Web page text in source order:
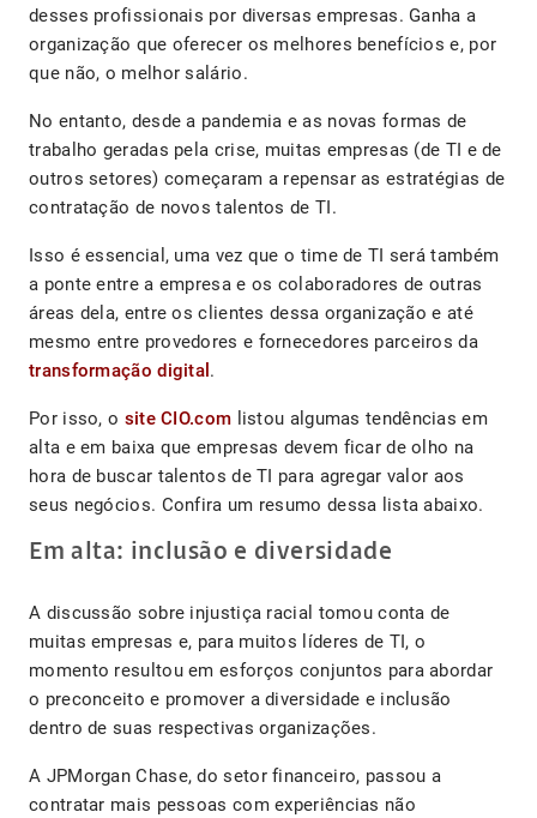
desses profissionais por diversas empresas. Ganha a
organização que oferecer os melhores benefícios e, por
que não, o melhor salário.
No entanto, desde a pandemia e as novas formas de
trabalho geradas pela crise, muitas empresas (de TI e de
outros setores) começaram a repensar as estratégias de
contratação de novos talentos de TI.
Isso é essencial, uma vez que o time de TI será também
a ponte entre a empresa e os colaboradores de outras
áreas dela, entre os clientes dessa organização e até
mesmo entre provedores e fornecedores parceiros da
transformação digital .
Por isso, o site CIO.com listou algumas tendências em
alta e em baixa que empresas devem ficar de olho na
hora de buscar talentos de TI para agregar valor aos
seus negócios. Confira um resumo dessa lista abaixo.
Em alta: inclusão e diversidade
A discussão sobre injustiça racial tomou conta de
muitas empresas e, para muitos líderes de TI, o
momento resultou em esforços conjuntos para abordar
o preconceito e promover a diversidade e inclusão
dentro de suas respectivas organizações.
A JPMorgan Chase, do setor financeiro, passou a
contratar mais pessoas com experiências não